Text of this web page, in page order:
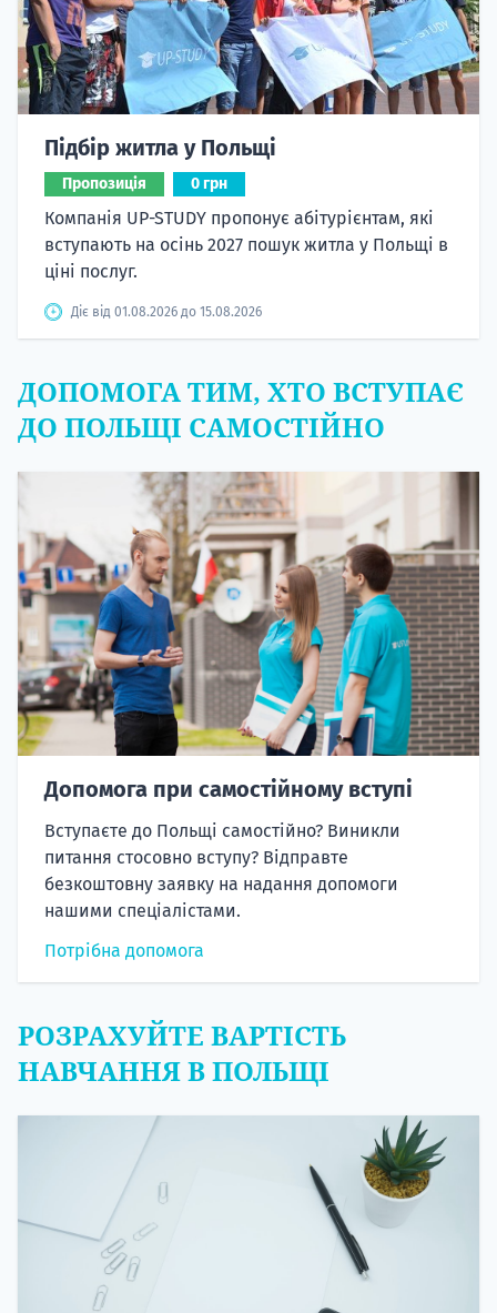
Підбір житла у Польщі
Пропозиція 0 грн
Компанія UP-STUDY пропонує абітурієнтам, які
вступають на осінь 2027 пошук житла у Польщі в
ціні послуг.
Діє від 01.08.2026 до 15.08.2026
ДОПОМОГА ТИМ, ХТО ВСТУПАЄ
ДО ПОЛЬЩІ САМОСТІЙНО
Допомога при самостійному вступі
Вступаєте до Польщі самостійно? Виникли
питання стосовно вступу? Відправте
безкоштовну заявку на надання допомоги
нашими спеціалістами.
Потрібна допомога
РОЗРАХУЙТЕ ВАРТІСТЬ
НАВЧАННЯ В ПОЛЬЩІ